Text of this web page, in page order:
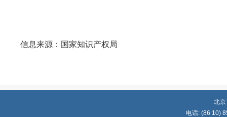
信息来源：国家知识产权局
北
电话: (86 10)